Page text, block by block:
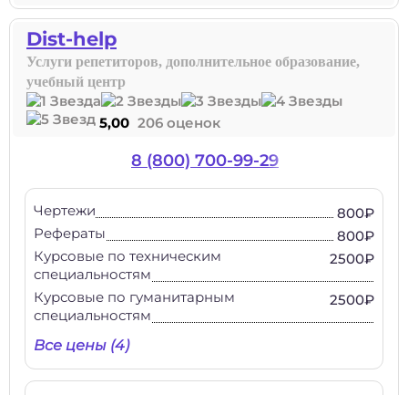
Dist-help
Услуги репетиторов, дополнительное образование,
учебный центр
5,00 206 оценок
8 (800) 700-99-29
Чертежи
800₽
Рефераты
800₽
Курсовые по техническим
специальностям
2500₽
Курсовые по гуманитарным
специальностям
2500₽
Все цены (4)